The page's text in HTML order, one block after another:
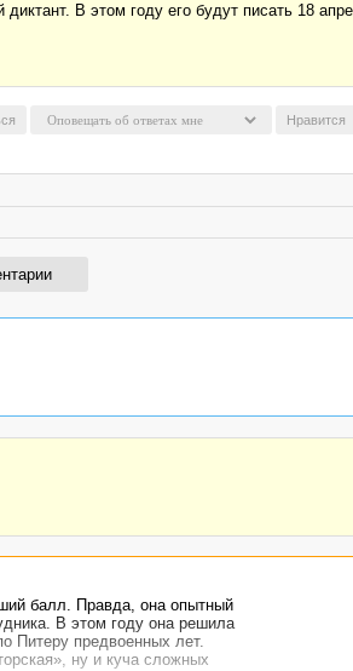
В этом году его будут писать 18
Нравится
балл. Правда, она опытный
В этом году она решила
Питеру предвоенных лет.
ну и куча сложных